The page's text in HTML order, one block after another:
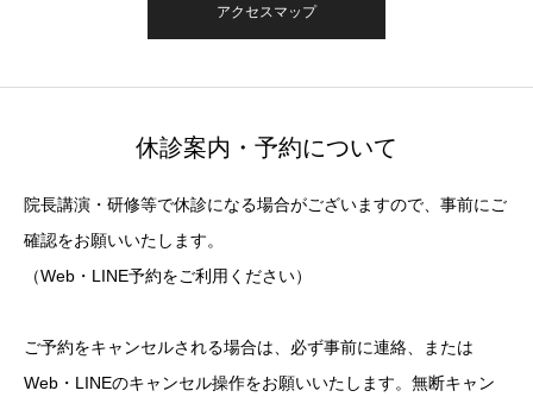
アクセスマップ
休診案内・予約について
院長講演・研修等で休診になる場合がございますので、事前にご
確認をお願いいたします。
（Web・LINE予約をご利用ください）
ご予約をキャンセルされる場合は、必ず事前に連絡、または
Web・LINEのキャンセル操作をお願いいたします。無断キャン